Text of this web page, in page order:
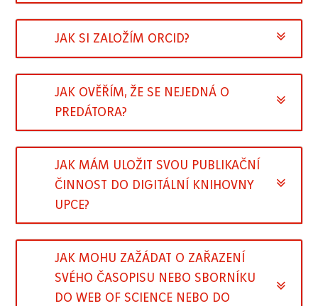
JAK SI ZALOŽÍM ORCID?
JAK OVĚŘÍM, ŽE SE NEJEDNÁ O
PREDÁTORA?
JAK MÁM ULOŽIT SVOU PUBLIKAČNÍ
ČINNOST DO DIGITÁLNÍ KNIHOVNY
UPCE?
JAK MOHU ZAŽÁDAT O ZAŘAZENÍ
SVÉHO ČASOPISU NEBO SBORNÍKU
DO WEB OF SCIENCE NEBO DO